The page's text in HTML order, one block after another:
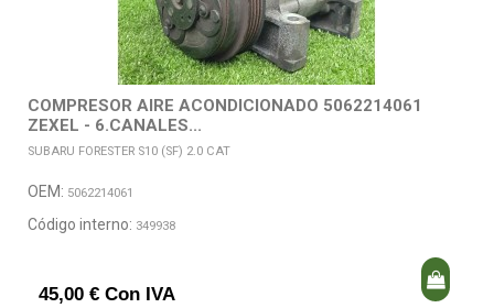
COMPRESOR AIRE ACONDICIONADO 5062214061
ZEXEL - 6.CANALES...
SUBARU FORESTER S10 (SF) 2.0 CAT
OEM: 5062214061
Código interno: 349938
45,00 € Con IVA